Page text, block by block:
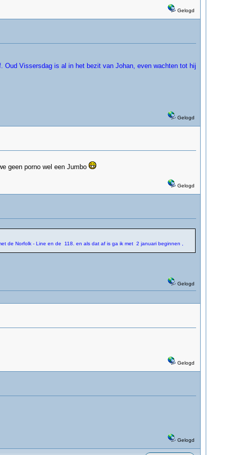
Gelogd
Vissersdag is al in het bezit van Johan, even wachten tot hij
Gelogd
geen porno wel een Jumbo
Gelogd
de Norfolk - Line en de 118. en als dat af is ga ik met 2 januari beginnen ,
Gelogd
Gelogd
Gelogd